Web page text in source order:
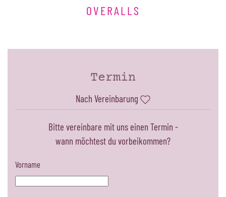
OVERALLS
Termin
Nach Vereinbarung
Bitte vereinbare mit uns einen Termin -
wann möchtest du vorbeikommen?
Vorname